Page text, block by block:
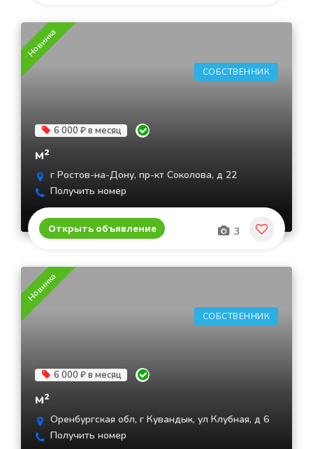
СОБСТВЕННИК
Новинка
6 000 ₽ в месяц
м²
г Ростов-на-Дону, пр-кт Соколова, д 22
Получить номер
Открыть объявление 3
СОБСТВЕННИК
Новинка
6 000 ₽ в месяц
м²
Оренбургская обл, г Кувандык, ул Клубная, д 6
Получить номер